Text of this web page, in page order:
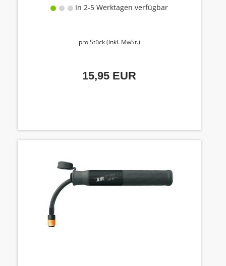
In 2-5 Werktagen verfügbar
pro Stück (inkl. MwSt.)
15,95 EUR